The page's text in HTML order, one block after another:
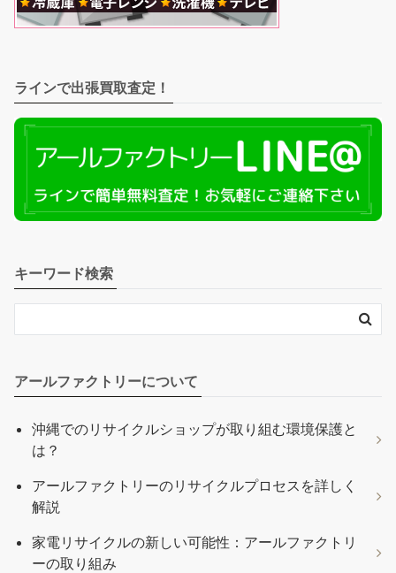
ラインで出張買取査定！
キーワード検索
アールファクトリーについて
沖縄でのリサイクルショップが取り組む環境保護と
は？
アールファクトリーのリサイクルプロセスを詳しく
解説
家電リサイクルの新しい可能性：アールファクトリ
ーの取り組み